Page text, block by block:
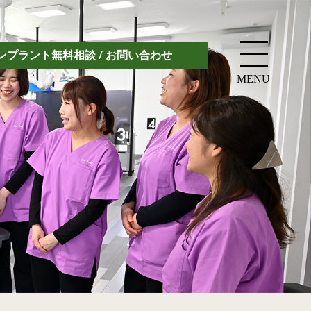
プラント無料相談 / お問い合わせ
MENU